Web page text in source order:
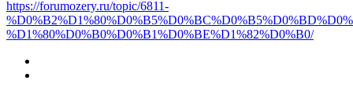
https://forumozery.ru/topic/6811-
%D1%80%D0%B0%D0%B1%D0%BE%D1%82%D0%B0/